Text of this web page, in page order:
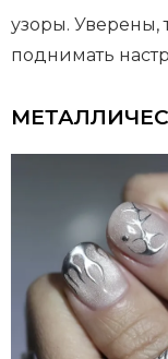
узоры. Уверены,
поднимать